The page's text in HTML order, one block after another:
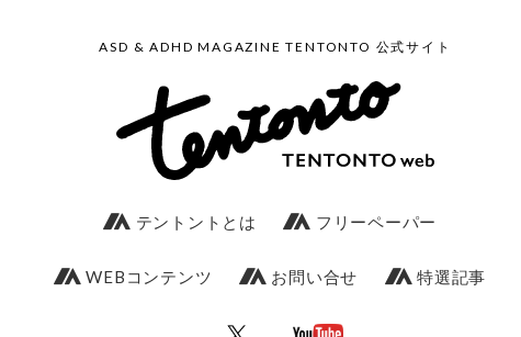
ASD & ADHD MAGAZINE TENTONTO 公式サイト
テントントとは フリーペーパー
WEBコンテンツ お問い合せ 特選記事